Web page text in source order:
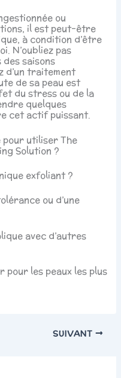
ou
il est peut-être
à condition d’être
N’oubliez pas
des saisons
d’un traitement
de sa peau est
du stress ou de la
quelques
cet actif puissant.
pour utiliser The
Solution ?
exfoliant ?
ou d’une
avec d’autres
les peaux les plus
SUIVANT